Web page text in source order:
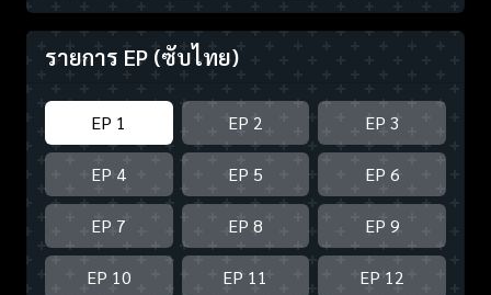
รายการ EP (ซับไทย)
EP 1 EP 2 EP 3
EP 4 EP 5 EP 6
EP 7 EP 8 EP 9
EP 10 EP 11 EP 12